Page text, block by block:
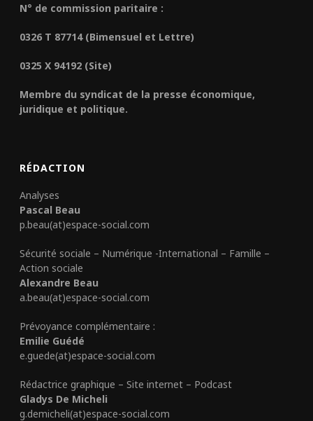
N° de commission paritaire :
0326 T 87714 (Bimensuel et Lettre)
0325 X 94192 (Site)
Membre du syndicat de la presse économique,
juridique et politique.
RÉDACTION
Analyses
Pascal Beau
p.beau(at)espace-social.com
Sécurité sociale – Numérique -International – Famille –
Action sociale
Alexandre Beau
a.beau(at)espace-social.com
Prévoyance complémentaire :
Emilie Guédé
e.guede(at)espace-social.com
Rédactrice graphique – Site internet – Podcast
Gladys De Micheli
g.demicheli(at)espace-social.com